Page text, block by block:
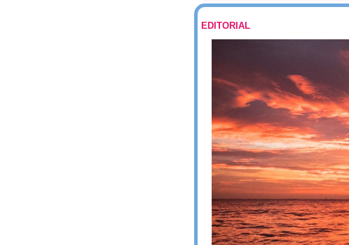
EDITORIAL